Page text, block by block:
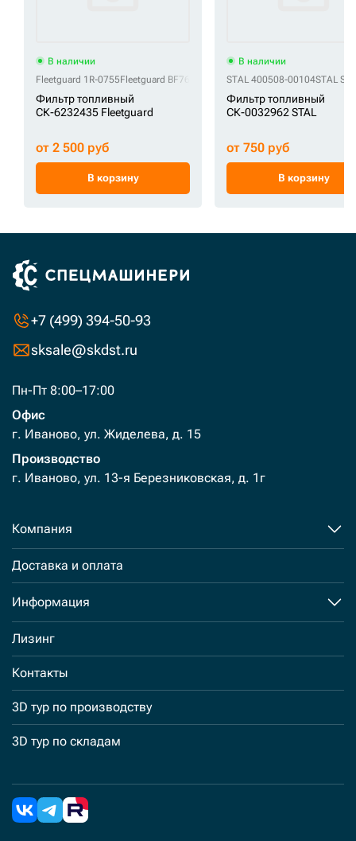
В наличии
Fleetguard 1R-0755Fleetguard BF7639 Fleetguard FF5317Fleetguard
Фильтр топливный
СК-6232435 Fleetguard
от 2 500 руб
В корзину
В наличии
STAL 400508-00104STAL
Фильтр топливный
СК-0032962 STAL
от 750 руб
В корзину
+7 (499) 394-50-93
sksale@skdst.ru
Пн-Пт 8:00–17:00
Офис
г. Иваново, ул. Жиделева, д. 15
Производство
г. Иваново, ул. 13-я Березниковская, д. 1г
Компания
Доставка и оплата
Информация
Лизинг
Контакты
3D тур по производству
3D тур по складам